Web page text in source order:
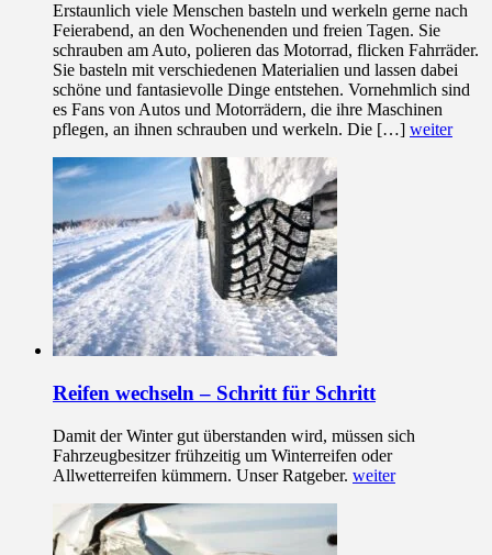
Erstaunlich viele Menschen basteln und werkeln gerne nach
Feierabend, an den Wochenenden und freien Tagen. Sie
schrauben am Auto, polieren das Motorrad, flicken Fahrräder.
Sie basteln mit verschiedenen Materialien und lassen dabei
schöne und fantasievolle Dinge entstehen. Vornehmlich sind
es Fans von Autos und Motorrädern, die ihre Maschinen
pflegen, an ihnen schrauben und werkeln. Die […] weiter
Reifen wechseln – Schritt für Schritt
Damit der Winter gut überstanden wird, müssen sich
Fahrzeugbesitzer frühzeitig um Winterreifen oder
Allwetterreifen kümmern. Unser Ratgeber. weiter